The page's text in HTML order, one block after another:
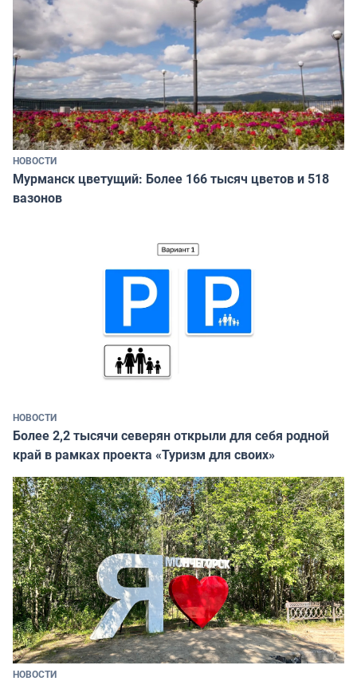
НОВОСТИ
Мурманск цветущий: Более 166 тысяч цветов и 518
вазонов
НОВОСТИ
Более 2,2 тысячи северян открыли для себя родной
край в рамках проекта «Туризм для своих»
НОВОСТИ